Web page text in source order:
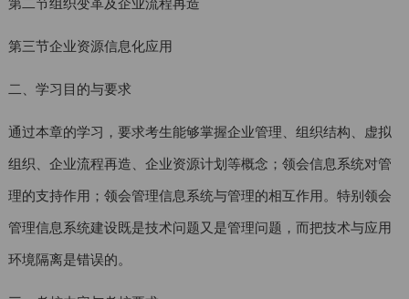
第三节企业资源信息化应用
二、学习目的与要求
通过本章的学习，要求考生能够掌握企业管理、组织结构、虚拟
组织、企业流程再造、企业资源计划等概念；领会信息系统对管
理的支持作用；领会管理信息系统与管理的相互作用。特别领会
管理信息系统建设既是技术问题又是管理问题，而把技术与应用
环境隔离是错误的。